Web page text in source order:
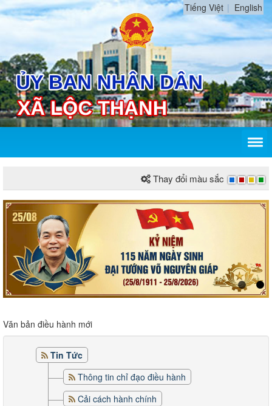
Tiếng Việt English
Thay đổi màu sắc
Văn bản điều hành mới
Tin Tức
Thông tin chỉ đạo điều hành
Cải cách hành chính